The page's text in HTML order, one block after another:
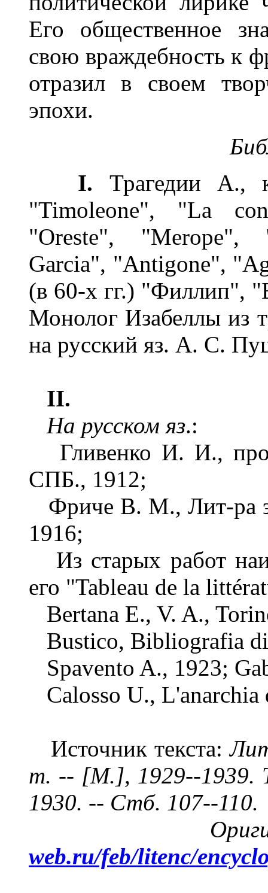
Его общественное
свою враждебность к
отразил в своем
эпохи.
I. Трагедии А.,
"Timoleone", "La
"Oreste", "Merope",
Garcia", "Antigone",
(в 60-х гг.) "Филлип",
Монолог Изабеллы из
на русский яз. А. С.
II.
На русском яз.:
Гливенко И. И.,
СПБ., 1912;
Фриче В. М., Лит-ра
1916;
Из старых работ
его "Tableau de la
Bertana E., V. A.,
Bustico, Bibliografia
Spavento A., 1923;
Calosso U., L'anarchia
Источник текста:
т. -- [М.], 1929--1939.
1930. -- Стб. 107--110.
web.ru/feb/litenc/